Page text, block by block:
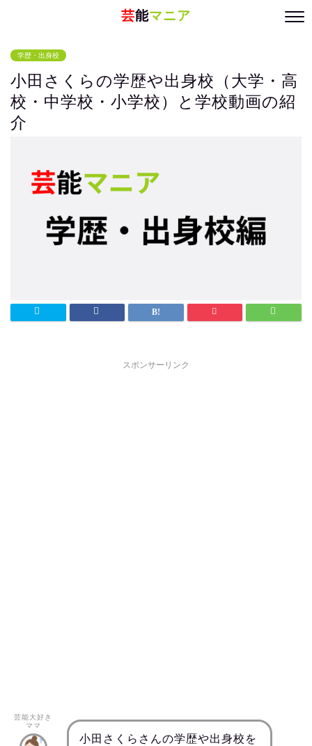
芸能マニア
学歴・出身校
小田さくらの学歴や出身校（大学・高
校・中学校・小学校）と学校動画の紹
介
スポンサーリンク
芸能大好き
ママ
小田さくらさんの学歴や出身校を